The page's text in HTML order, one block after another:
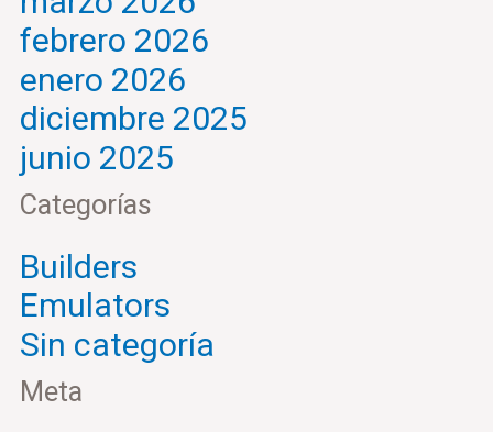
febrero 2026
enero 2026
diciembre 2025
junio 2025
Categorías
Builders
Emulators
Sin categoría
Meta